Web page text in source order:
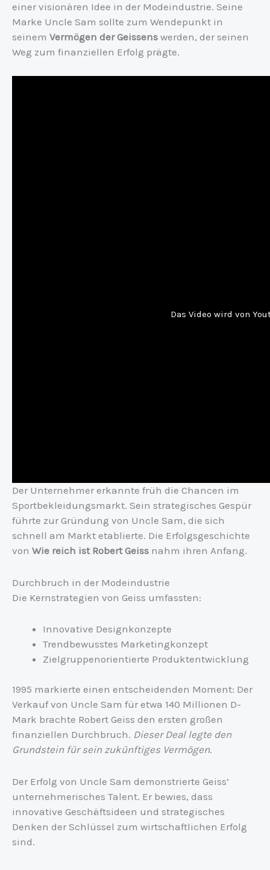
einer visionären Idee in der Modeindustrie. Seine
Marke Uncle Sam sollte zum Wendepunkt in
seinem Vermögen der Geissens werden, der seinen
Weg zum finanziellen Erfolg prägte.
Das Video wird von
Der Unternehmer erkannte früh die Chancen im
Sportbekleidungsmarkt. Sein strategisches Gespür
führte zur Gründung von Uncle Sam, die sich
schnell am Markt etablierte. Die Erfolgsgeschichte
von Wie reich ist Robert Geiss nahm ihren Anfang.
Durchbruch in der Modeindustrie
Die Kernstrategien von Geiss umfassten:
Innovative Designkonzepte
Trendbewusstes Marketingkonzept
Zielgruppenorientierte Produktentwicklung
1995 markierte einen entscheidenden Moment: Der
Verkauf von Uncle Sam für etwa 140 Millionen D-
Mark brachte Robert Geiss den ersten großen
finanziellen Durchbruch. Dieser Deal legte den
Grundstein für sein zukünftiges Vermögen.
Der Erfolg von Uncle Sam demonstrierte Geiss‘
unternehmerisches Talent. Er bewies, dass
innovative Geschäftsideen und strategisches
Denken der Schlüssel zum wirtschaftlichen Erfolg
sind.